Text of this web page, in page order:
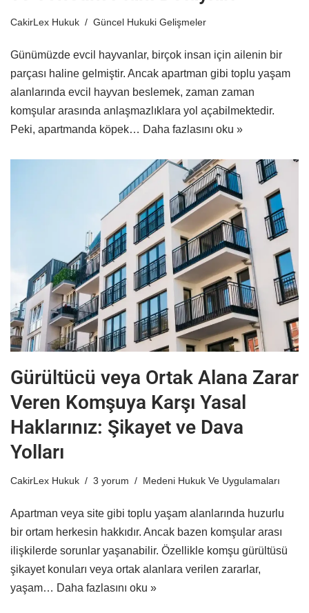
CakirLex Hukuk Güncel Hukuki Gelişmeler
Günümüzde evcil hayvanlar, birçok insan için ailenin bir
parçası haline gelmiştir. Ancak apartman gibi toplu yaşam
alanlarında evcil hayvan beslemek, zaman zaman
komşular arasında anlaşmazlıklara yol açabilmektedir.
Peki, apartmanda köpek… Daha fazlasını oku »
Gürültücü veya Ortak Alana Zarar
Veren Komşuya Karşı Yasal
Haklarınız: Şikayet ve Dava
Yolları
CakirLex Hukuk 3 yorum Medeni Hukuk Ve Uygulamaları
Apartman veya site gibi toplu yaşam alanlarında huzurlu
bir ortam herkesin hakkıdır. Ancak bazen komşular arası
ilişkilerde sorunlar yaşanabilir. Özellikle komşu gürültüsü
şikayet konuları veya ortak alanlara verilen zararlar,
yaşam… Daha fazlasını oku »